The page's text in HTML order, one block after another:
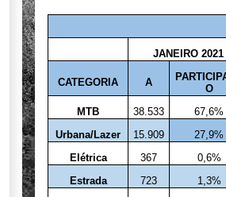
JANEIRO 2021
CATEGORIA A
O
MTB 38.533 67,6%
Urbana/Lazer
15.909 27,9%
Elétrica
367 0,6%
Estrada
723 1,3%